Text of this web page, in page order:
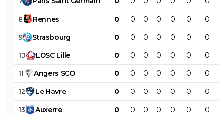
8 Rennes 0 0 0 0 0 0 0
9 Strasbourg 0 0 0 0 0 0 0
10 LOSC Lille 0 0 0 0 0 0 0
11 Angers SCO 0 0 0 0 0 0 0
12 Le Havre 0 0 0 0 0 0 0
13 Auxerre 0 0 0 0 0 0 0